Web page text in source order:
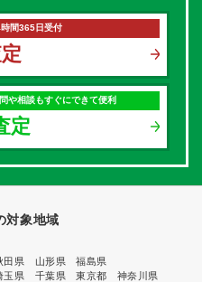
間365日受付
や相談もすぐにできて便利
定
対象地域
田県 山形県
福島県
玉県 千葉県 東京都
神奈川県